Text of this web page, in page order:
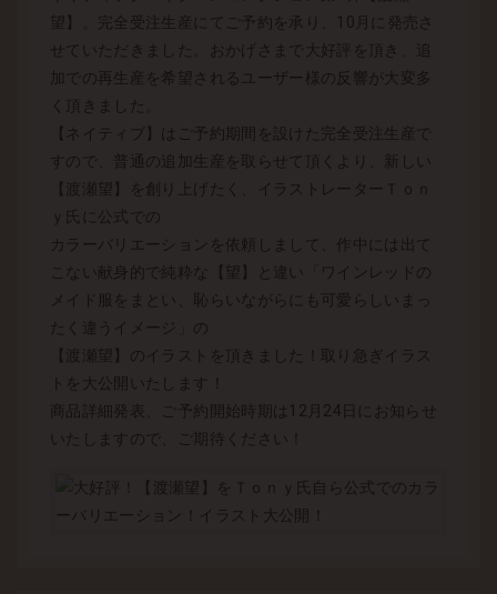
望】。完全受注生産にてご予約を承り、10月に発売さ
せていただきました。おかげさまで大好評を頂き、追
加での再生産を希望されるユーザー様の反響が大変多
く頂きました。
【ネイティブ】はご予約期間を設けた完全受注生産で
すので、普通の追加生産を取らせて頂くより、新しい
【渡瀬望】を創り上げたく、イラストレーターＴｏｎ
ｙ氏に公式での
カラーバリエーションを依頼しまして、作中には出て
こない献身的で純粋な【望】と違い「ワインレッドの
メイド服をまとい、恥らいながらにも可愛らしいまっ
たく違うイメージ」の
【渡瀬望】のイラストを頂きました！取り急ぎイラス
トを大公開いたします！
商品詳細発表、ご予約開始時期は12月24日にお知らせ
いたしますので、ご期待ください！